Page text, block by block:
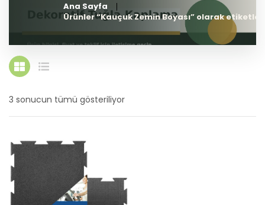
Ana Sayfa
Ürünler “Kauçuk Zemin Boyası” olarak
3 sonucun tümü gösteriliyor